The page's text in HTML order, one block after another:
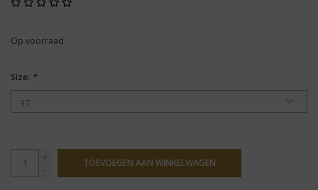
Op voorraad
Size: *
+
-
TOEVOEGEN AAN WINKELWAGEN